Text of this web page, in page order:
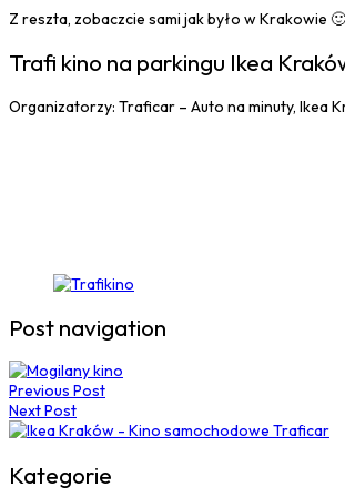
Z reszta, zobaczcie sami jak było w Krakowie 🙂
Trafi kino na parkingu Ikea
Organizatorzy: Traficar – Auto na minuty, Ikea
Post navigation
Previous Post
Next Post
Kategorie